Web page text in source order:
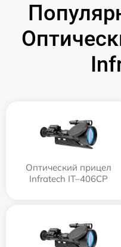
Оптический прицел
Infratech IT–406СP